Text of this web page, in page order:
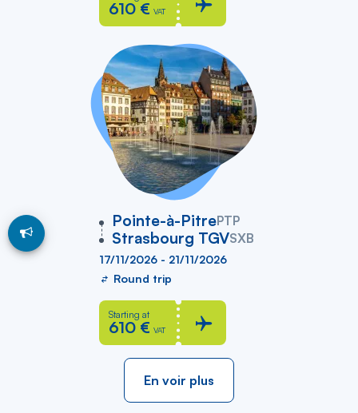
610 € VAT
Pointe-à-PitrePTP
vers
Strasbourg TGVSXB
17/11/2026 - 21/11/2026
Round trip
Starting at
610 € VAT
En voir plus